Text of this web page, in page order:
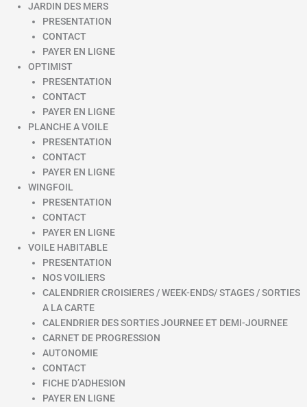
JARDIN DES MERS
PRESENTATION
CONTACT
PAYER EN LIGNE
OPTIMIST
PRESENTATION
CONTACT
PAYER EN LIGNE
PLANCHE A VOILE
PRESENTATION
CONTACT
PAYER EN LIGNE
WINGFOIL
PRESENTATION
CONTACT
PAYER EN LIGNE
VOILE HABITABLE
PRESENTATION
NOS VOILIERS
CALENDRIER CROISIERES / WEEK-ENDS/ STAGES / SORTIES
A LA CARTE
CALENDRIER DES SORTIES JOURNEE ET DEMI-JOURNEE
CARNET DE PROGRESSION
AUTONOMIE
CONTACT
FICHE D’ADHESION
PAYER EN LIGNE